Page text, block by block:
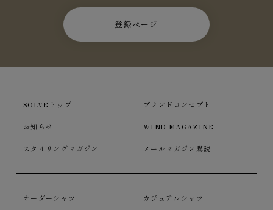
登録ページ
SOLVEトップ ブランドコンセプト
お知らせ WIND MAGAZINE
スタイリングマガジン メールマガジン購読
オーダーシャツ カジュアルシャツ